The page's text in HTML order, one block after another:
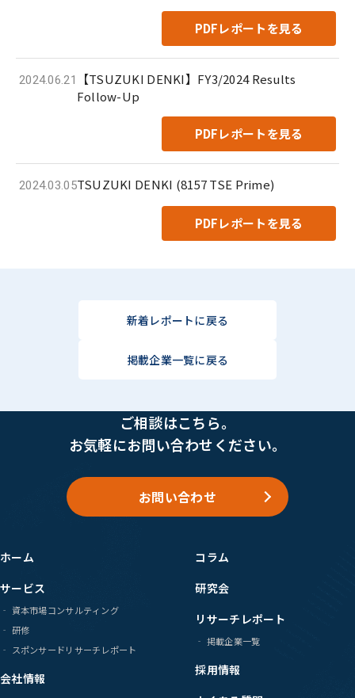
PDFレポートを見る
2024.06.21
【TSUZUKI DENKI】FY3/2024 Results
Follow-Up
PDFレポートを見る
2024.03.05TSUZUKI DENKI (8157 TSE Prime)
PDFレポートを見る
新着レポートに戻る
掲載企業一覧に戻る
ホーム
サービス
資本市場コンサルティング
研修
スポンサードリサーチレポート
会社情報
コラム
研究会
リサーチレポート
掲載企業一覧
採用情報
ご相談はこちら。
お気軽にお問い合わせください。
お問い合わせ